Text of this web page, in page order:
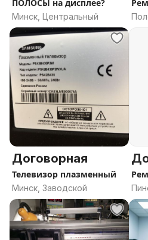
ПОЛОСЫ на дисплее?
Минск, Центральный
Договорная
Телевизор плазменный
Минск, Заводской